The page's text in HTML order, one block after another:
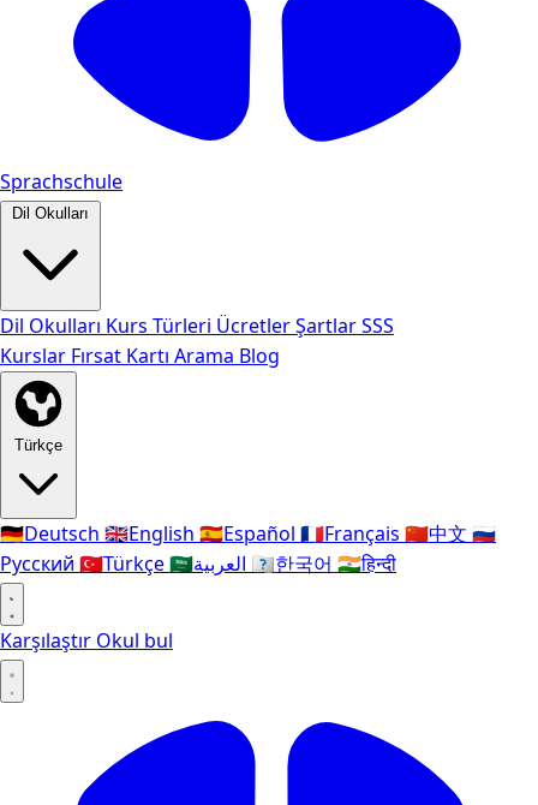
Sprachschule
Dil Okulları
Dil Okulları Kurs Türleri ÜcretlerŞartlarSSS
Kurslar Fırsat Kartı Arama Blog
Türkçe
🇩🇪Deutsch 🇬🇧English 🇪🇸Español 🇫🇷Français 🇨🇳中文 🇷🇺
Русский 🇹🇷Türkçe🇸🇦 🇰🇷한국어 🇮🇳हिन्दी
Karşılaştır Okul bul